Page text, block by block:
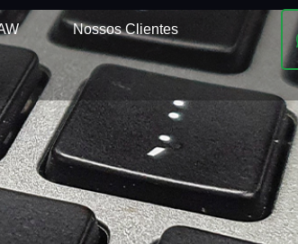
Nossos Clientes